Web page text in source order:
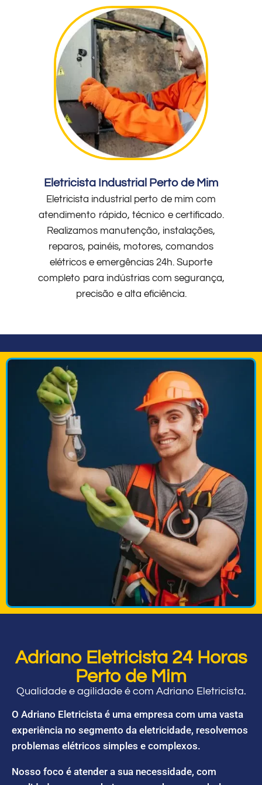
Eletricista Industrial Perto de Mim
Eletricista industrial perto de mim com
atendimento rápido, técnico e certificado.
Realizamos manutenção, instalações,
reparos, painéis, motores, comandos
elétricos e emergências 24h. Suporte
completo para indústrias com segurança,
precisão e alta eficiência.
Adriano Eletricista 24 Horas
Perto de Mim
Qualidade e agilidade é com Adriano Eletricista.
O Adriano Eletricista é uma empresa com uma vasta
experiência no segmento da eletricidade, resolvemos
problemas elétricos simples e complexos.
Nosso foco é atender a sua necessidade, com